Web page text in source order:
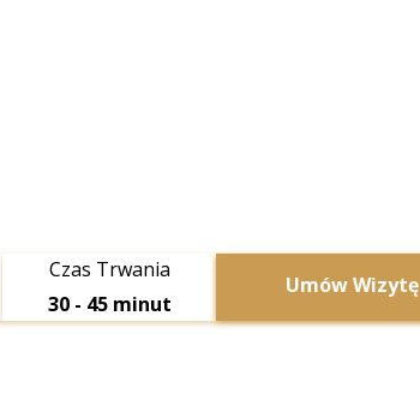
Czas Trwania
30 - 45 minut
Umów Wizytę